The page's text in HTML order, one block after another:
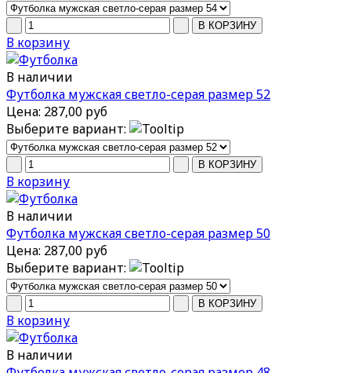
В корзину
В наличии
Футболка мужская светло-серая размер 52
Цена: 287,00 руб
Выберите вариант:
В корзину
В наличии
Футболка мужская светло-серая размер 50
Цена: 287,00 руб
Выберите вариант:
В корзину
В наличии